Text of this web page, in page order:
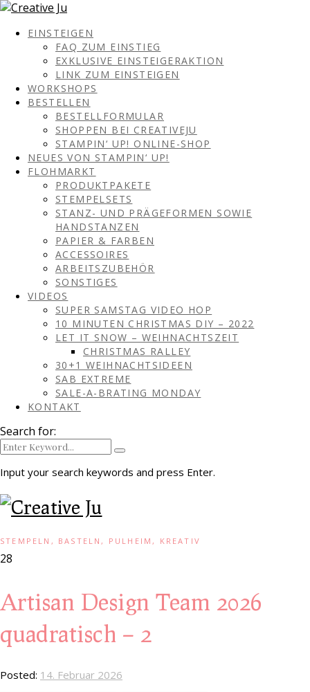
EINSTEIGEN
FAQ ZUM EINSTIEG
EXKLUSIVE EINSTEIGERAKTION
LINK ZUM EINSTEIGEN
WORKSHOPS
BESTELLEN
BESTELLFORMULAR
SHOPPEN BEI CREATIVEJU
STAMPIN‘ UP! ONLINE-SHOP
NEUES VON STAMPIN‘ UP!
FLOHMARKT
PRODUKTPAKETE
STEMPELSETS
STANZ- UND PRÄGEFORMEN SOWIE
HANDSTANZEN
PAPIER & FARBEN
ACCESSOIRES
ARBEITSZUBEHÖR
SONSTIGES
VIDEOS
SUPER SAMSTAG VIDEO HOP
10 MINUTEN CHRISTMAS DIY – 2022
LET IT SNOW – WEIHNACHTSZEIT
CHRISTMAS RALLEY
30+1 WEIHNACHTSIDEEN
SAB EXTREME
SALE-A-BRATING MONDAY
KONTAKT
Search for:
Input your search keywords and press Enter.
STEMPELN, BASTELN, PULHEIM, KREATIV
28
Artisan Design Team 2026
quadratisch – 2
Posted: 14. Februar 2026